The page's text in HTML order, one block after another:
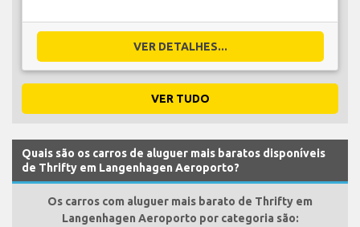
VER DETALHES...
VER TUDO
Quais são os carros de aluguer mais baratos disponíveis
de Thrifty em Langenhagen Aeroporto?
Os carros com aluguer mais barato de Thrifty em
Langenhagen Aeroporto por categoria são: